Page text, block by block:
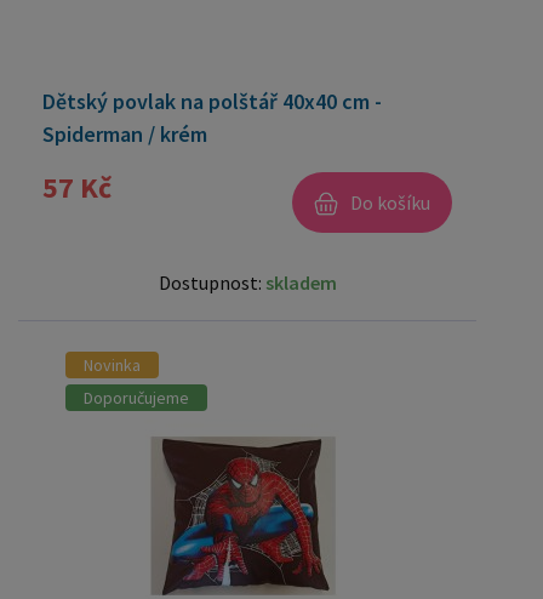
Dětský povlak na polštář 40x40 cm -
Spiderman / krém
57 Kč Do košíku
Dostupnost: skladem
Novinka
Doporučujeme